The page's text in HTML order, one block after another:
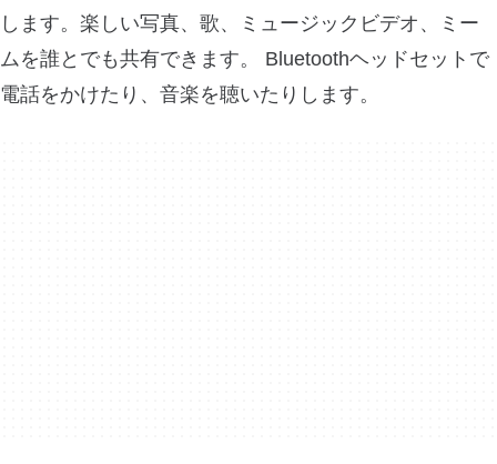
します。楽しい写真、歌、ミュージックビデオ、ミー
ムを誰とでも共有できます。 Bluetoothヘッドセットで
電話をかけたり、音楽を聴いたりします。